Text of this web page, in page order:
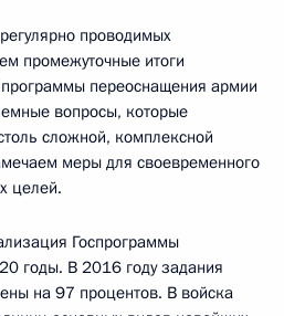
проводимых
промежуточные итоги
переоснащения армии
вопросы, которые
сложной, комплексной
меры для своевременного
целей.
Госпрограммы
годы. В 2016 году задания
на 97 процентов. В войска